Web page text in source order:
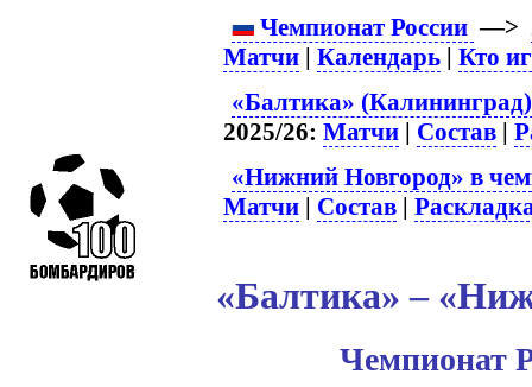
Чемпионат России —>
Матчи |Календарь |Кто
«Балтика»
2025/26:Матчи | Состав |
«Нижний Новгород» в
Матчи | Состав |
«Балтика» –
Чемпионат